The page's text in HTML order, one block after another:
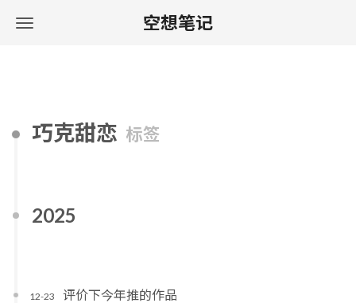
空想笔记
巧克甜恋 标签
2025
12-23 评价下今年推的作品